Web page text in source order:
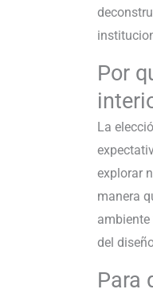
Por
La
explorar
manera
del
Para